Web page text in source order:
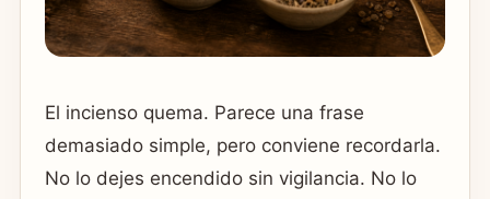
El incienso quema. Parece una frase
demasiado simple, pero conviene recordarla.
No lo dejes encendido sin vigilancia. No lo